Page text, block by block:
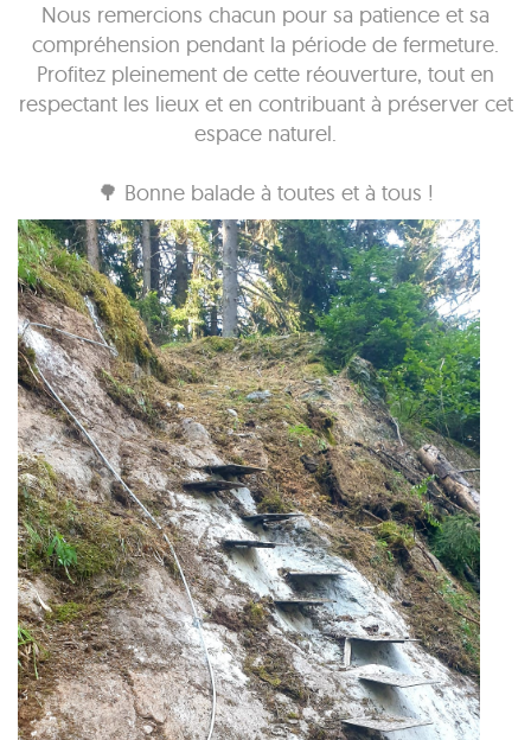
Nous remercions chacun pour sa patience et sa
compréhension pendant la période de fermeture.
Profitez pleinement de cette réouverture, tout en
respectant les lieux et en contribuant à préserver cet
espace naturel.
🌳 Bonne balade à toutes et à tous !